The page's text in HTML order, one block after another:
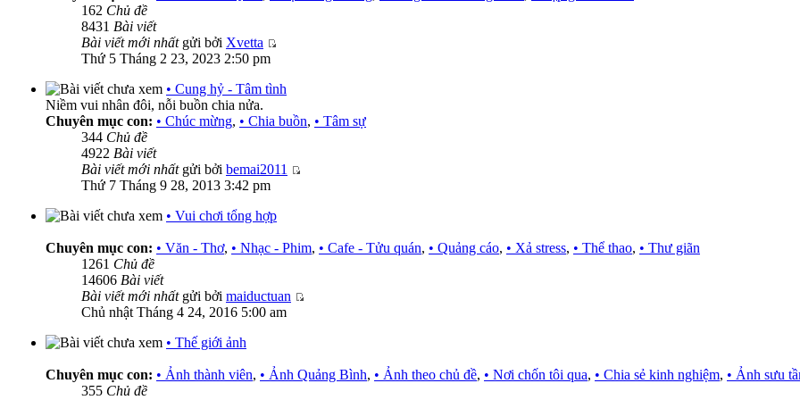
162 Chủ đề
8431 Bài viết
Bài viết mới nhấtgửi bởi Xvetta
Thứ 5 Tháng 2 23, 2023 2:50 pm
• Cung hỷ - Tâm tình
Niềm vui nhân đôi, nỗi buồn chia nửa.
Chuyên mục con: • Chúc mừng, • Chia buồn, • Tâm sự
344 Chủ đề
4922 Bài viết
Bài viết mới nhấtgửi bởi bemai2011
Thứ 7 Tháng 9 28, 2013 3:42 pm
• Vui chơi tổng hợp
Chuyên mục con: • Văn - Thơ, • Nhạc - Phim, • Cafe - Tửu quán, • Quảng cáo, • Xả stress, • Thể thao, • Thư giãn
1261 Chủ đề
14606 Bài viết
Bài viết mới nhấtgửi bởi maiductuan
Chủ nhật Tháng 4 24, 2016 5:00 am
• Thế giới ảnh
Chuyên mục con: • Ảnh thành viên, • Ảnh Quảng Bình, • Ảnh theo chủ đề, • Nơi chốn tôi qua, • Chia sẻ kinh nghiệm, • Ảnh sưu
355 Chủ đề